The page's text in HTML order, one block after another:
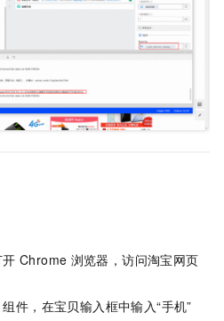
Chrome 浏览器，访问淘宝网页
组件，在宝贝输入框中输入“手机”